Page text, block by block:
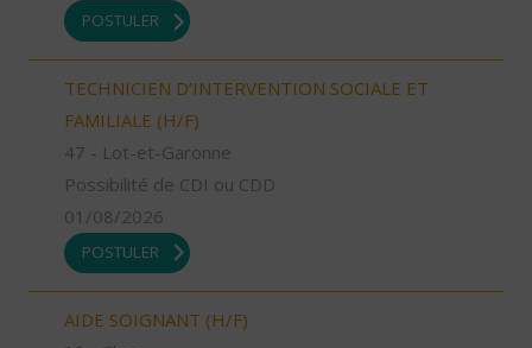
POSTULER
TECHNICIEN D’INTERVENTION SOCIALE ET
FAMILIALE (H/F)
47 - Lot-et-Garonne
Possibilité de CDI ou CDD
01/08/2026
POSTULER
AIDE SOIGNANT (H/F)